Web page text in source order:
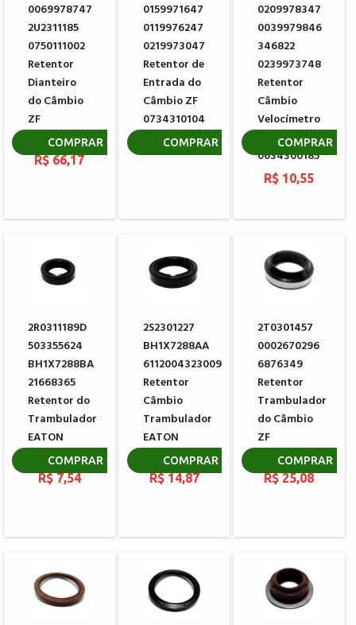
0069978747
2U2311185
0750111002
Retentor
Dianteiro
do Câmbio
ZF
0734310110
R$ 66,17
COMPRAR
0159971647
0119976247
0219973047
Retentor de
Entrada do
Câmbio ZF
0734310104
R$ 106,80
COMPRAR
0209978347
0039979846
346822
0239973748
Retentor
Câmbio
Velocímetro
0634300185
R$ 10,55
COMPRAR
2R0311189D
503355624
BH1X7288BA
21668365
Retentor do
Trambulador
EATON
3362069
R$ 7,54
COMPRAR
2S2301227
BH1X7288AA
6112004323009
Retentor
Câmbio
Trambulador
EATON
3003867
R$ 14,87
COMPRAR
2T0301457
0002670296
6876349
Retentor
Trambulador
do Câmbio
ZF
0634307367
R$ 25,08
COMPRAR